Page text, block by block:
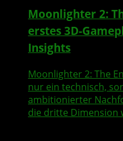
Moonlighter 2:
erstes 3D-
Insights
Moonlighter 2: The
nur ein technisch,
ambitionierter
die dritte Dimension